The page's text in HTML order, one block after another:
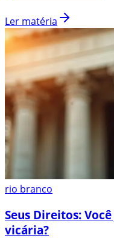
Ler matéria
rio branco
Seus Direitos:
vicária?